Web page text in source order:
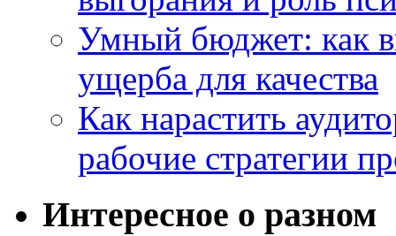
Умный бюджет: как
ущерба для качества
Как нарастить
рабочие стратегии
Интересное о разном